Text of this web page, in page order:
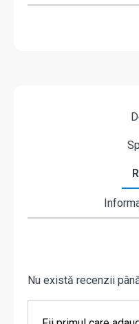
Nu există recenzii